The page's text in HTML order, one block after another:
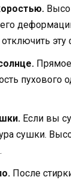
Если вы
сушки.
После